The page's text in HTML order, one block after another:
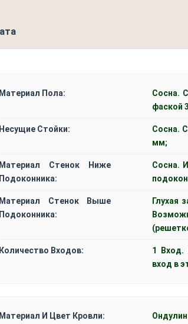
Материал Пола:
Сосна.
фаской
Несущие Стойки:
Сосна.
мм;
Материал Стенок Ниже
Подоконника:
Сосна.
Материал Стенок Выше
Подоконника:
Глухая
Количество Входов:
1 Вход.
вход в
Материал И Цвет Кровли: